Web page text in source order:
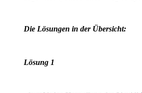
Die Lösungen in der Übersicht:
Lösung 1